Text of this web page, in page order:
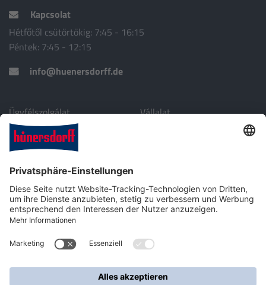
Kapcsolat
Hétfőtől csütörtökig: 7:45 - 16:15
Péntek: 7:45 - 12:15
info@huenersdorff.de
Ügyfélszolgálat
Külföldi partnerek
Letöltés
Vállalat
Kapcsolat